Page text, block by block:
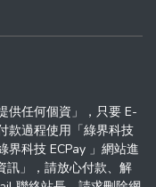
供任何個資」，只要 E-
款過程使用「綠界科技
界科技 ECPay 」網站進
訊」，請放心付款、解